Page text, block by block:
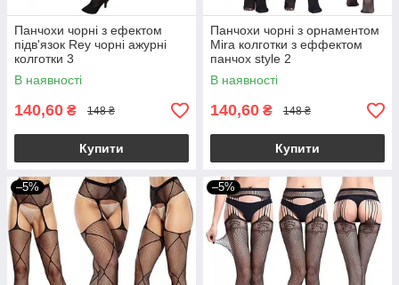
Панчохи чорні з ефектом
підв'язок Rey чорні ажурні
колготки 3
В наявності
140,60 ₴ 148 ₴
Купити
Панчохи чорні з орнаментом
Mira колготки з еффектом
панчох style 2
В наявності
140,60 ₴ 148 ₴
Купити
–5% –5%